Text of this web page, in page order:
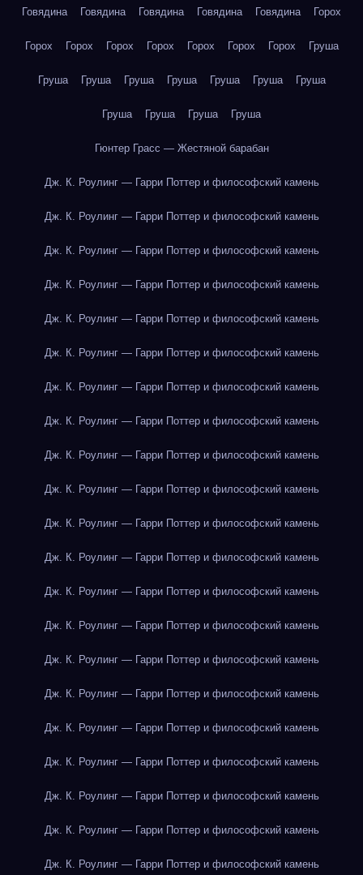
Говядина Говядина Говядина Говядина Говядина Горох
Горох Горох Горох Горох Горох Горох Горох Груша
Груша Груша Груша Груша Груша Груша Груша
Груша Груша Груша Груша
Гюнтер Грасс — Жестяной барабан
Дж. К. Роулинг — Гарри Поттер и философский камень
Дж. К. Роулинг — Гарри Поттер и философский камень
Дж. К. Роулинг — Гарри Поттер и философский камень
Дж. К. Роулинг — Гарри Поттер и философский камень
Дж. К. Роулинг — Гарри Поттер и философский камень
Дж. К. Роулинг — Гарри Поттер и философский камень
Дж. К. Роулинг — Гарри Поттер и философский камень
Дж. К. Роулинг — Гарри Поттер и философский камень
Дж. К. Роулинг — Гарри Поттер и философский камень
Дж. К. Роулинг — Гарри Поттер и философский камень
Дж. К. Роулинг — Гарри Поттер и философский камень
Дж. К. Роулинг — Гарри Поттер и философский камень
Дж. К. Роулинг — Гарри Поттер и философский камень
Дж. К. Роулинг — Гарри Поттер и философский камень
Дж. К. Роулинг — Гарри Поттер и философский камень
Дж. К. Роулинг — Гарри Поттер и философский камень
Дж. К. Роулинг — Гарри Поттер и философский камень
Дж. К. Роулинг — Гарри Поттер и философский камень
Дж. К. Роулинг — Гарри Поттер и философский камень
Дж. К. Роулинг — Гарри Поттер и философский камень
Дж. К. Роулинг — Гарри Поттер и философский камень